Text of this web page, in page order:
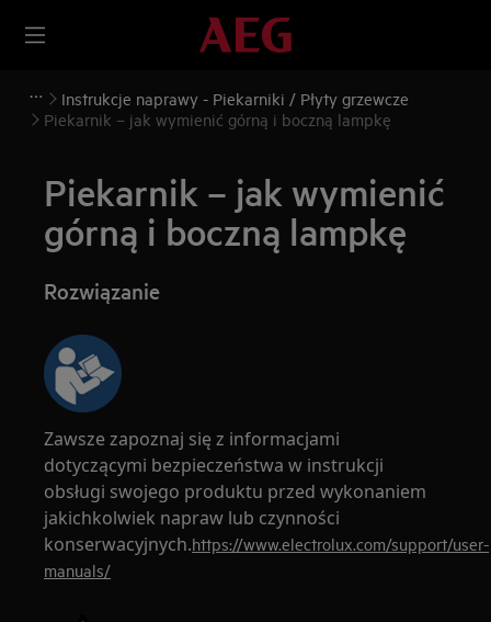
Instrukcje naprawy - Piekarniki / Płyty grzewcze
Piekarnik – jak wymienić górną i boczną lampkę
Piekarnik – jak wymienić
górną i boczną lampkę
Rozwiązanie
Zawsze zapoznaj się z informacjami
dotyczącymi bezpieczeństwa w instrukcji
obsługi swojego produktu przed wykonaniem
jakichkolwiek napraw lub czynności
konserwacyjnych.https://www.electrolux.com/support/user-
manuals/